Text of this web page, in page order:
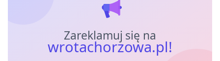
Zareklamuj się na
wrotachorzowa.pl!